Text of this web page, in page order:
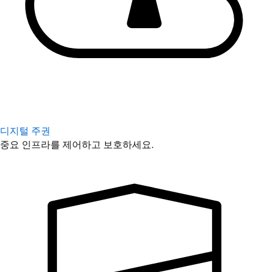
디지털 주권
중요 인프라를 제어하고 보호하세요.